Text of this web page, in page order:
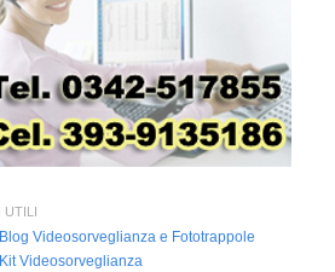
UTILI
Blog Videosorveglianza e Fototrappole
Kit Videosorveglianza